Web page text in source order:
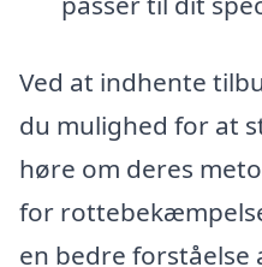
Ved at indhente
du mulighed for at
høre om deres
for
en bedre forståelse